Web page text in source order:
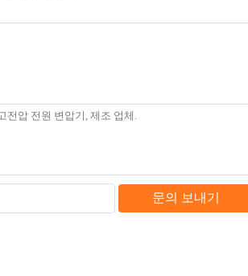
문의 보내기